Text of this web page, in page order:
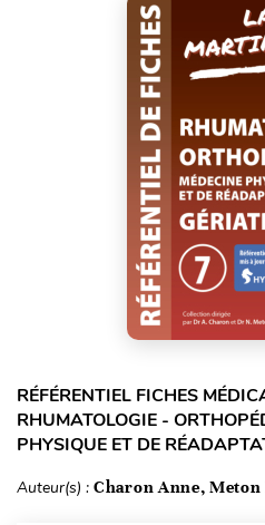
RÉFÉRENTIEL FICHES
RHUMATOLOGIE -
PHYSIQUE ET DE
Auteur(s) : Charon Anne, Meton